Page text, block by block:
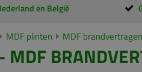
en België
MDF plinten MDF
MDF